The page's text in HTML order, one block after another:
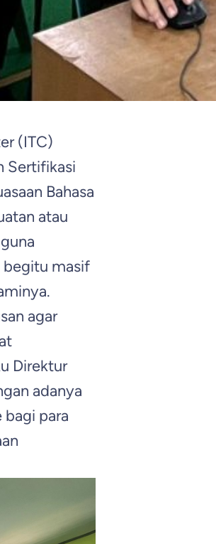
(ITC)
Sertifikasi
Bahasa
atau
begitu masif
agar
Direktur
adanya
para